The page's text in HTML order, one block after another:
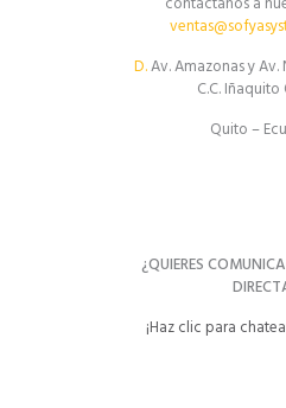
contáctanos a
D.Av. Amazonas y
C.C.
Quito –
¿QUIERES
¡Haz clic para